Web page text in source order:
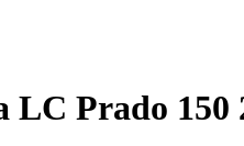
LC Prado 150